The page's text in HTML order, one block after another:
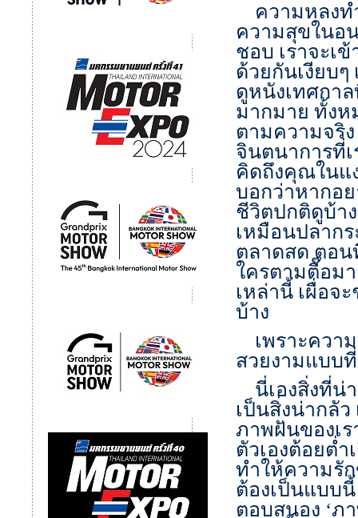
ความหลงท
ความสุขในอ
ชอบ เราจะเ
ด้วยกันเงียบๆ
ดูหนังเทศกา
มากมาย ทั้งห
ตามความจริ
จินตนาการที่
คิดถึงคุณในแ
บอกว่าหากอ
ชีวิตปกติดูบ้า
เหมือนปลาก
ตลาดสด ตอน
ใครตามตื๊อมา
เหล่านี้ เผื่อจ
บ้าง
เพราะควา
สวยงามแบบ
นี่เองสิ่งที่น่
เป็นสิ่งน่ากลัว
ภาพฝันของเร
ตัวเองต้อยต่ำ
ทำให้ความรั
ต้องเป็นแบบ
ตอบสนอง ‘ภ